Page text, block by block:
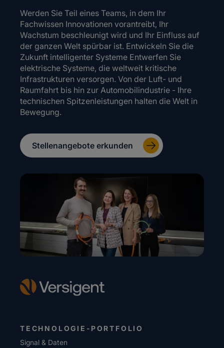
Werden Sie Teil eines Teams, in dem Ihr
Fachwissen Innovationen vorantreibt, Ihr
Wachstum beschleunigt wird und Ihr Einfluss auf
der ganzen Welt spürbar ist. Entwickeln Sie die
Zukunft intelligenter Systeme Entwerfen Sie
elektrische Systeme, die weltweit kritische
Infrastrukturen versorgen. Von der Luft- und
Raumfahrt bis hin zur Automobilindustrie - Ihre
technischen Spitzenleistungen halten die Welt in
Bewegung.
Stellenangebote erkunden
TECHNOLOGIE-PORTFOLIO
Signal & Daten